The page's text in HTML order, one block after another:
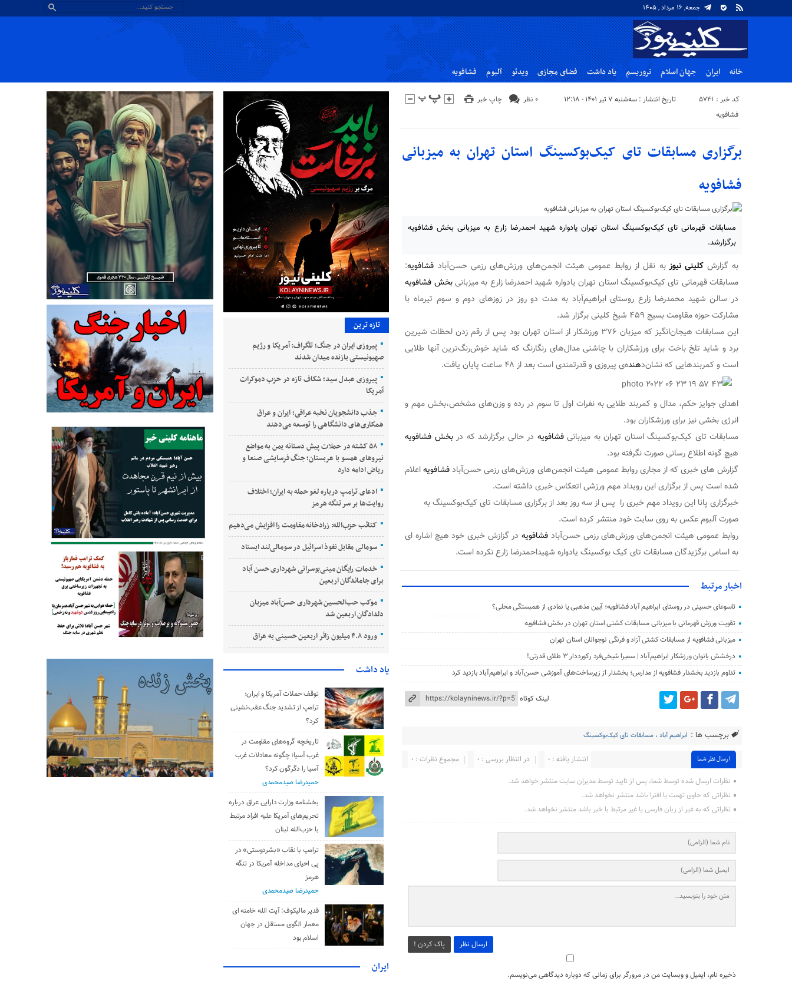
جمعه, ۱۶ مرداد , ۱۴۰۵
خانه ایران جهان اسلام تروریسم یاد داشت فضای مجازی ویدئو آلبوم فشافویه
کد خبر : 5741 تاریخ انتشار : سه‌شنبه ۷ تیر ۱۴۰۱ - ۱۲:۱۸ چاپ خبر
۰ نظر
فشافویه
برگزاری مسابقات تای کیک‌بوکسینگ استان تهران به میزبانی
فشافویه
مسابقات قهرمانی تای کیک‌بوکسینگ استان تهران یادواره شهید احمدرضا زارع به میزبانی بخش فشافویه
برگزارشد.
به گزارشکلینی نیوز به نقل از روابط عمومی هیئت انجمن‌های ورزش‌های رزمی حسن‌آباد فشافویه:
مسابقات قهرمانی تای کیک‌بوکسینگ استان تهران یادواره شهید احمدرضا زارع به میزبانیبخش فشافویه
در سالن شهید محمدرضا زارع روستای ابراهیم‌آباد به مدت دو روز در زوزهای دوم و سوم تیرماه با
مشارکت حوزه مقاومت بسیج ۴۵۹ شیخ کلینی برگزار شد.
این مسابقات هیجان‌انگیز که میزبان ۳۷۶ ورزشکار از استان تهران بود پس از رقم زدن لحظات شیرین
برد و شاید تلخ باخت برای ورزشکاران با چاشنی مدال‌های رنگارنگ که شاید خوش‌رنگ‌ترین آنها طلایی
است و کمربندهایی که نشان‌دهنده‌ی پیروزی و قدرتمندی است بعد از ۴۸ ساعت پایان یافت.
اهدای جوایز حکم، مدال و کمربند طلایی به نفرات اول تا سوم در رده و وزن‌های مشخص،بخش مهم و
انرژی بخشی نیز برای ورزشکاران بود.
مسابقات تای کیک‌بوکسینگ استان تهران به میزبانیفشافویه در حالی برگزارشد که دربخش فشافویه
هیچ گونه اطلاع رسانی صورت نگرفته بود.
گزارش های خبری که از مجاری روابط عمومی هیئت انجمن‌های ورزش‌های رزمی حسن‌آبادفشافویهاعلام
شده است پس از برگزاری این رویداد مهم ورزشی اتعکاس خبری داشته است.
خبرگزاری پانا این رویداد مهم خبری را پس از سه روز بعد از برگزاری مسابقات تای کیک‌بوکسینگ به
صورت آلبوم عکس به روی سایت خود منتشر کرده است.
روابط عمومی هیئت انجمن‌های ورزش‌های رزمی حسن‌آباد فشافویهدر گزازش خبری خود هیچ اشاره ای
به اسامی برگزیدگان مسابقات تای کیک‌ بوکسینگ یادواره شهیداحمدرضا زارع نکرده است.
اخبار مرتبط
تاسوعای حسینی در روستای ابراهیم‌ آباد فشافویه؛ آیین مذهبی یا نمادی از همبستگی محلی؟
تقویت ورزش قهرمانی با میزبانی مسابقات کشتی استان تهران در بخش فشافویه
میزبانی فشافویه از مسابقات کشتی آزاد و فرنگی نوجوانان استان تهران
درخشش بانوان ورزشکار ابراهیم‌آباد | سمیرا شیخی‌فرد رکورددار ۳ طلای قدرتی!
تداوم بازدید بخشدار فشافویه از مدارس؛ بخشدار از زیرساخت‌های آموزشی حسن‌آباد و ابراهیم‌آباد بازدید کرد
لینک کوتاه
برچسب ها : ابراهیم آباد ، مسابقات تای کیک‌بوکسینگ
ارسال نظر شما مجموع نظرات : 0 در انتظار بررسی : 0 انتشار یافته : ۰
نظرات ارسال شده توسط شما، پس از تایید توسط مدیران سایت منتشر خواهد شد.
نظراتی که حاوی تهمت یا افترا باشد منتشر نخواهد شد.
نظراتی که به غیر از زبان فارسی یا غیر مرتبط با خبر باشد منتشر نخواهد شد.
ارسال نظر پاک کردن !
ذخیره نام، ایمیل و وبسایت من در مرورگر برای زمانی که دوباره دیدگاهی می‌نویسم.
تازه ترین
پیروزی ایران در جنگ؛ تلگراف: آمریکا و رژیم
صهیونیستی بازنده میدان شدند
پیروزی عبدل سید؛ شکاف تازه در حزب دموکرات
آمریکا
جذب دانشجویان نخبه عراقی؛ ایران و عراق
همکاری‌های دانشگاهی را توسعه می‌دهند
۵۸ کشته در حملات پیش دستانه یمن به مواضع
نیروهای همسو با عربستان؛ جنگ فرسایشی صنعا و
ریاض ادامه دارد
ادعای ترامپ درباره لغو حمله به ایران؛ اختلاف
روایت‌ها بر سر تنگه هرمز
کتائب حزب‌الله: زرادخانه مقاومت را افزایش می‌دهیم
سومالی مقابل نفوذ اسرائیل در سومالی‌لند ایستاد
خدمات رایگان مینی‌بوسرانی شهرداری حسن‌ آباد
برای جاماندگان اربعین
موکب حب‌الحسین شهرداری حسن‌آباد میزبان
دلدادگان اربعین شد
ورود ۴.۸ میلیون زائر اربعین حسینی به عراق
یاد داشت
توقف حملات آمریکا و ایران؛
ترامپ از تشدید جنگ عقب‌نشینی
کرد؟
تاریخچه گروه‌های مقاومت در
غرب آسیا؛ چگونه معادلات غرب
آسیا را دگرگون کرد؟
حمیدرضا صیدمحمدی
بخشنامه وزارت دارایی عراق درباره
تحریم‌های آمریکا علیه افراد مرتبط
با حزب‌الله لبنان
ترامپ با نقاب «بشردوستی» در
پی احیای مداخله آمریکا در تنگه
هرمز
حمیدرضا صیدمحمدی
قدیر مالیکوف: آیت‌ الله خامنه‌ ای
معمار الگوی مستقل در جهان
اسلام بود
ایران